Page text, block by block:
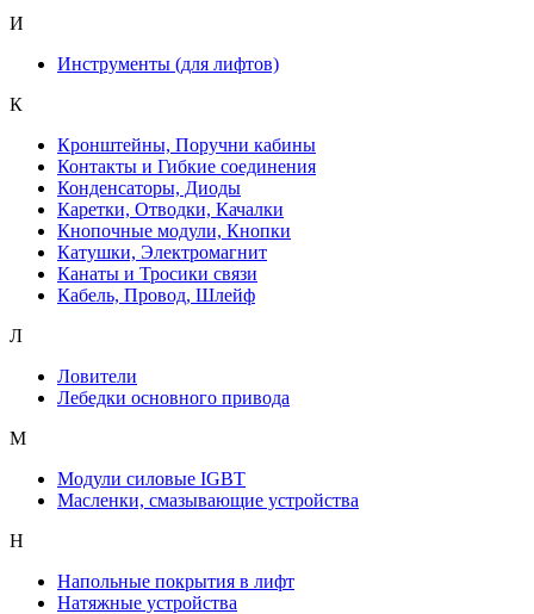
И
Инструменты (для лифтов)
К
Кронштейны, Поручни кабины
Контакты и Гибкие соединения
Конденсаторы, Диоды
Каретки, Отводки, Качалки
Кнопочные модули, Кнопки
Катушки, Электромагнит
Канаты и Тросики связи
Кабель, Провод, Шлейф
Л
Ловители
Лебедки основного привода
М
Модули силовые IGBT
Масленки, смазывающие устройства
Н
Напольные покрытия в лифт
Натяжные устройства